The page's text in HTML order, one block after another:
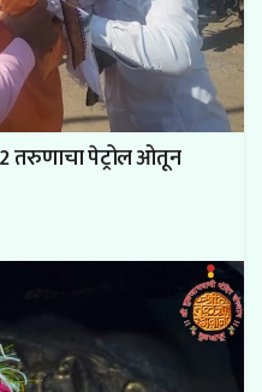
तरुणाचा पेट्रोल ओतून